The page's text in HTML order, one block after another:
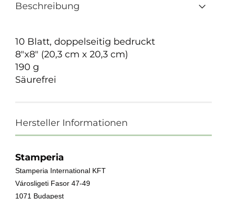
Beschreibung
10 Blatt, doppelseitig bedruckt
8"x8" (20,3 cm x 20,3 cm)
190 g
Säurefrei
Hersteller Informationen
Stamperia
Stamperia International KFT
Városligeti Fasor 47-49
1071 Budapest